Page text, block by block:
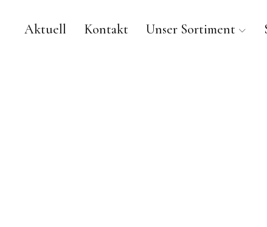
Aktuell Kontakt Unser Sortiment